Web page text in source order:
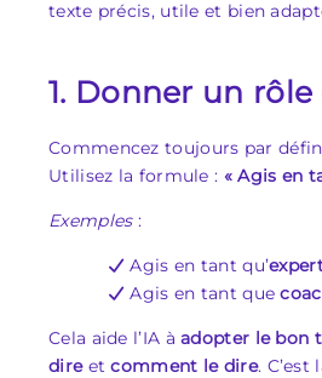
texte précis, utile et bien
1. Donner un rôle
Commencez toujours par
Utilisez la formule : « Agis en
Exemples:
Agis en tant qu’
Agis en tant que
Cela aide l’IA àadopter le bon
direetcomment le dire. C’est